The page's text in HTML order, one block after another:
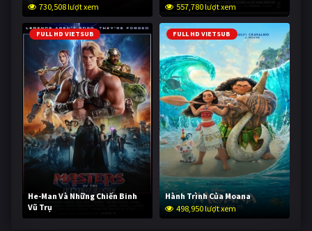
730,508 lượt xem
557,780 lượt xem
FULL HD VIETSUB
He-Man Và Những Chiến Binh
Vũ Trụ
248,396 lượt xem
FULL HD VIETSUB
Hành Trình Của Moana
498,950 lượt xem